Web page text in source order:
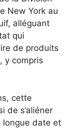
New York au
alléguant
qui
de produits
y compris
cette
de s’aliéner
longue date et